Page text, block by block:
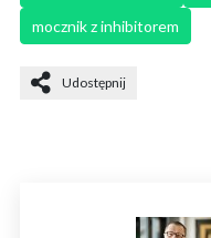
mocznik z inhibitorem
Udostępnij